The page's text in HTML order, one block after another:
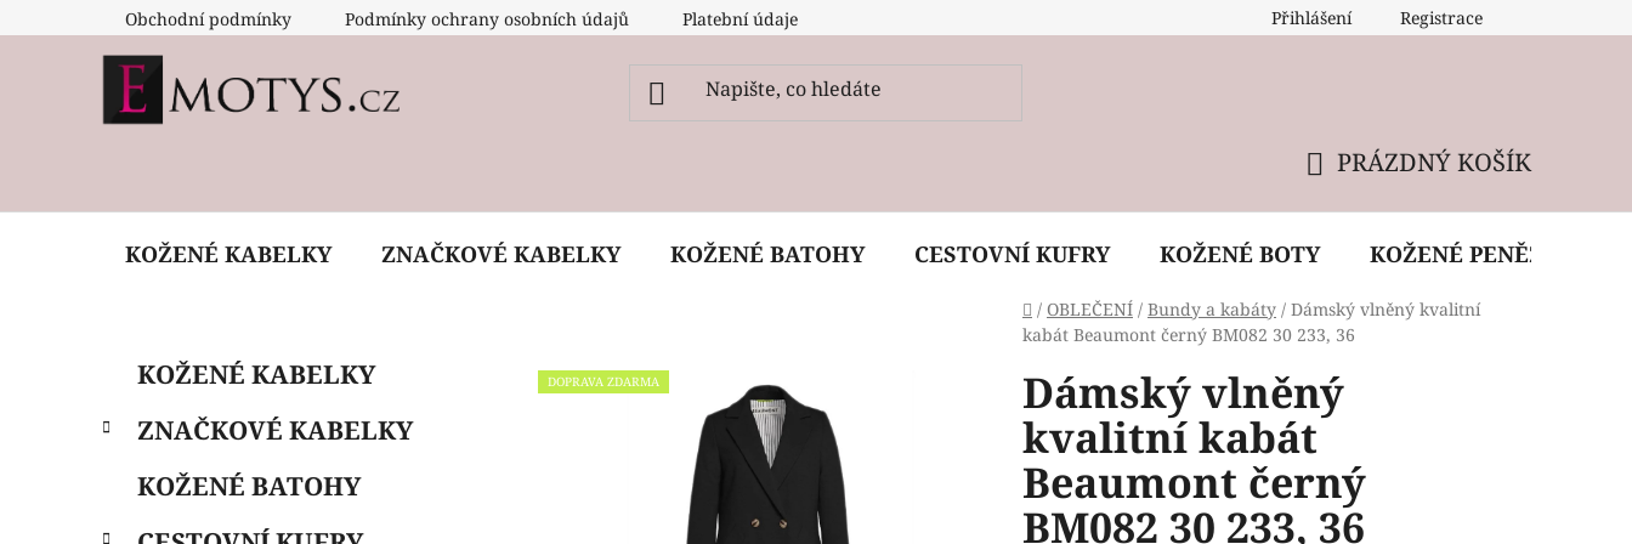
na
Obchodní podmínky Podmínky ochrany osobních údajů Platební údaje Reklamační podmínky
Přihlášení Registrace
KOŠÍK
PRÁZDNÝ KOŠÍK
KOŽENÉ KABELKY ZNAČKOVÉ KABELKY KOŽENÉ BATOHY CESTOVNÍ KUFRY KOŽENÉ BOTY KOŽENÉ PENĚŽENKY
Domů
/ OBLEČENÍ / Bundy a kabáty / Dámský vlněný kvalitní
kabát Beaumont černý BM082 30 233, 36
s
Přeskočit
kategorie
e
KOŽENÉ KABELKY
ZNAČKOVÉ KABELKY
KOŽENÉ BATOHY
Dámský vlněný
kvalitní kabát
Beaumont černý
BM082 30 233, 36
DOPRAVA ZDARMA